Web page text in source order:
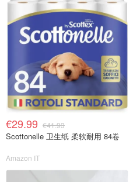
€29.99 €41.93
Scottonelle 卫生纸 柔软耐用 84卷
Amazon IT